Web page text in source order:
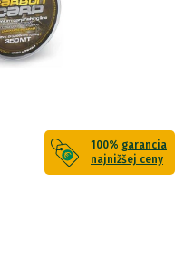
100% garancia
najnižšej ceny